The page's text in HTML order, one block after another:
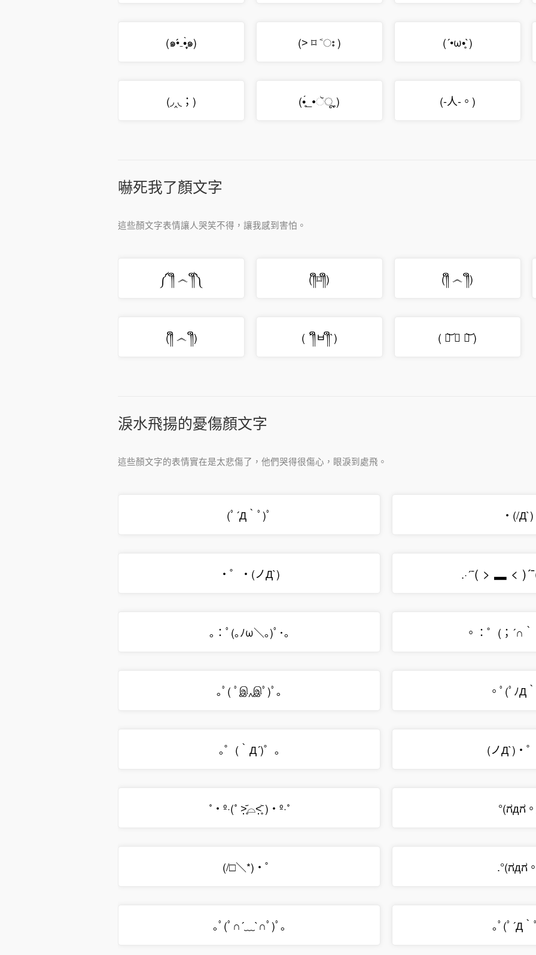
(๑•́₋•̩̥̀๑) (˃ ⌑ ˂ഃ ) (´•ω•̥`)
(◞‸◟；) (•̥́_•ૅू˳) (-人-。)
嚇死我了顏文字
這些顏文字表情讓人哭笑不得，讓我感到害怕。
༼ ༎ຶ ෴ ༎ຶ༽ (༎ຶ⌑༎ຶ) (༎ຶ ෴ ༎ຶ)
(༎ຶ ෴ ༎ຶ) ( ´༎ຶㅂ༎ຶ`) ( ཀ͝ ∧ ཀ͝ )
淚水飛揚的憂傷顏文字
這些顏文字的表情實在是太悲傷了，他們哭得很傷心，眼淚到處飛。
(ﾟ´Д｀ﾟ)ﾟ ・(/Д`)
・゜・(ノД`) .·´¯( > ▂ < )´¯
｡：ﾟ(｡ﾉω＼｡)ﾟ･｡ 。：゜(；´∩
｡ﾟ( ﾟஇ‸இﾟ)ﾟ｡ 。ﾟ(ﾟﾉД
｡゜(｀Д´)゜｡ (ノД`)・
˚‧º·(˚ ˃̣̣̥᷄⌓˂̣̣̥᷅ )‧º·˚ °(ಗдಗ
(/□＼*)・゜ .°(ಗдಗ
｡ﾟ(ﾟ∩´﹏`∩ﾟ)ﾟ｡ ｡ﾟ(ﾟ´Д｀